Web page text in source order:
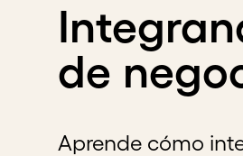
de
Aprende cómo